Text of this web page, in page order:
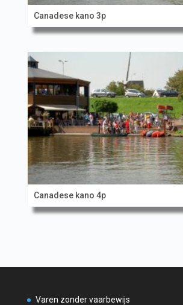
Canadese kano 3p
Canadese kano 4p
Varen zonder vaarbewijs